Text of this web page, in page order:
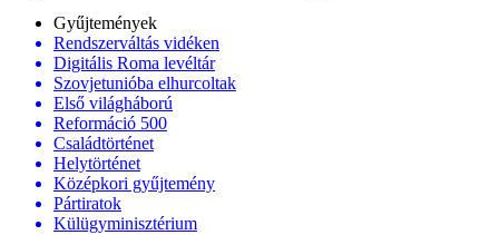
Gyűjtemények
Rendszerváltás vidéken
Digitális Roma levéltár
Szovjetunióba elhurcoltak
Első világháború
Reformáció 500
Családtörténet
Helytörténet
Középkori gyűjtemény
Pártiratok
Külügyminisztérium